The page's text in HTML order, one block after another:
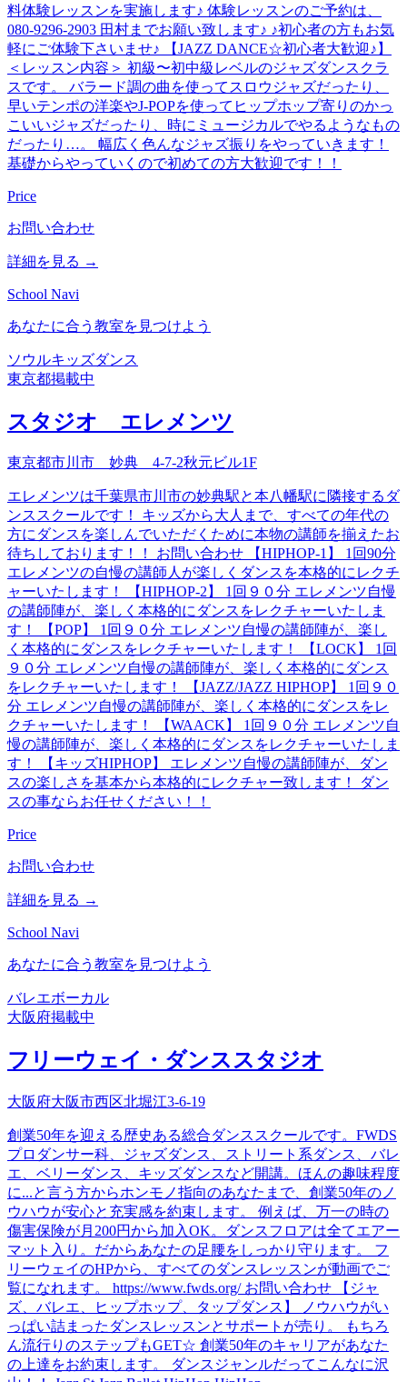
料体験レッスンを実施します♪ 体験レッスンのご予約は、
080-9296-2903 田村までお願い致します♪ ♪初心者の方もお気
軽にご体験下さいませ♪ 【JAZZ DANCE☆初心者大歓迎♪】
＜レッスン内容＞ 初級〜初中級レベルのジャズダンスクラ
スです。 バラード調の曲を使ってスロウジャズだったり、
早いテンポの洋楽やJ-POPを使ってヒップホップ寄りのかっ
こいいジャズだったり、時にミュージカルでやるようなもの
だったり…。 幅広く色んなジャズ振りをやっていきます！
基礎からやっていくので初めての方大歓迎です！！
Price
お問い合わせ
詳細を見る →
School Navi
あなたに合う教室を見つけよう
ソウルキッズダンス
東京都掲載中
スタジオ エレメンツ
東京都市川市 妙典 4-7-2秋元ビル1F
エレメンツは千葉県市川市の妙典駅と本八幡駅に隣接するダ
ンススクールです！ キッズから大人まで、すべての年代の
方にダンスを楽しんでいただくために本物の講師を揃えたお
待ちしております！！ お問い合わせ 【HIPHOP-1】 1回90分
エレメンツの自慢の講師人が楽しくダンスを本格的にレクチ
ャーいたします！ 【HIPHOP-2】 1回９０分 エレメンツ自慢
の講師陣が、楽しく本格的にダンスをレクチャーいたしま
す！ 【POP】 1回９０分 エレメンツ自慢の講師陣が、楽し
く本格的にダンスをレクチャーいたします！ 【LOCK】 1回
９０分 エレメンツ自慢の講師陣が、楽しく本格的にダンス
をレクチャーいたします！ 【JAZZ/JAZZ HIPHOP】 1回９０
分 エレメンツ自慢の講師陣が、楽しく本格的にダンスをレ
クチャーいたします！ 【WAACK】 1回９０分 エレメンツ自
慢の講師陣が、楽しく本格的にダンスをレクチャーいたしま
す！ 【キッズHIPHOP】 エレメンツ自慢の講師陣が、ダン
スの楽しさを基本から本格的にレクチャー致します！ ダン
スの事ならお任せください！！
Price
お問い合わせ
詳細を見る →
School Navi
あなたに合う教室を見つけよう
バレエボーカル
大阪府掲載中
フリーウェイ・ダンススタジオ
大阪府大阪市西区北堀江3-6-19
創業50年を迎える歴史ある総合ダンススクールです。FWDS
プロダンサー科、ジャズダンス、ストリート系ダンス、バレ
エ、ベリーダンス、キッズダンスなど開講。ほんの趣味程度
に...と言う方からホンモノ指向のあなたまで、創業50年のノ
ウハウが安心と充実感を約束します。 例えば、万一の時の
傷害保険が月200円から加入OK。ダンスフロアは全てエアー
マット入り。だからあなたの足腰をしっかり守ります。 フ
リーウェイのHPから、すべてのダンスレッスンが動画でご
覧になれます。 https://www.fwds.org/ お問い合わせ 【ジャ
ズ、バレエ、ヒップホップ、タップダンス】 ノウハウがい
っぱい詰まったダンスレッスンとサポートが売り。 もちろ
ん流行りのステップもGET☆ 創業50年のキャリアがあなた
の上達をお約束します。 ダンスジャンルだってこんなに沢